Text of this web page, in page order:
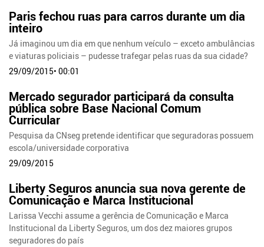
Paris fechou ruas para carros durante um dia
inteiro
Já imaginou um dia em que nenhum veículo – exceto ambulâncias
e viaturas policiais – pudesse trafegar pelas ruas da sua cidade?
29/09/2015• 00:01
Mercado segurador participará da consulta
pública sobre Base Nacional Comum
Curricular
Pesquisa da CNseg pretende identificar que seguradoras possuem
escola/universidade corporativa
29/09/2015
Liberty Seguros anuncia sua nova gerente de
Comunicação e Marca Institucional
Larissa Vecchi assume a gerência de Comunicação e Marca
Institucional da Liberty Seguros, um dos dez maiores grupos
seguradores do país